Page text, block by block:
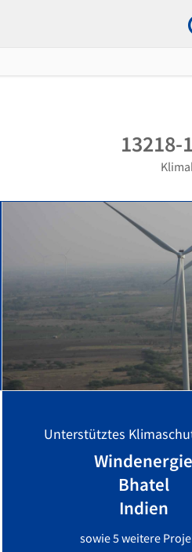
13218-
Unterstütztes
Windenergie
Bhatel
Indien
sowie 5 weitere